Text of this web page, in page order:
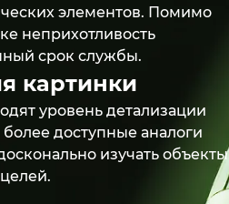
элементов. Помимо
неприхотливость
срок службы.
картинки
уровень детализации
доступные аналоги
изучать объекты